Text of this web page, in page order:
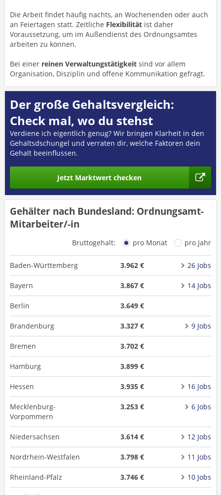
Die Arbeit findet häufig nachts, an Wochenenden oder auch
an Feiertagen statt. Zeitliche Flexibilität ist daher
Voraussetzung, um im Außendienst des Ordnungsamtes
arbeiten zu können.
Bei einer reinen Verwaltungstätigkeit sind vor allem
Organisation, Disziplin und offene Kommunikation gefragt.
Der große Gehaltsvergleich:
Check mal, wo du stehst
Verdiene ich eigentlich genug? Wir bringen Klarheit in den
Gehaltsdschungel und verraten dir, welche Faktoren dein
Gehalt beeinflussen.
Jetzt Marktwert checken
Gehälter nach Bundesland: Ordnungsamt-
Mitarbeiter/-in
Bruttogehalt: pro Monat pro Jahr
Baden-Württemberg 3.962 € 26 Jobs
Bayern 3.867 € 14 Jobs
Berlin 3.649 €
Brandenburg 3.327 € 9 Jobs
Bremen 3.702 €
Hamburg 3.899 €
Hessen 3.935 € 16 Jobs
Mecklenburg-
Vorpommern
3.253 € 6 Jobs
Niedersachsen 3.614 € 12 Jobs
Nordrhein-Westfalen 3.798 € 11 Jobs
Rheinland-Pfalz 3.746 € 10 Jobs